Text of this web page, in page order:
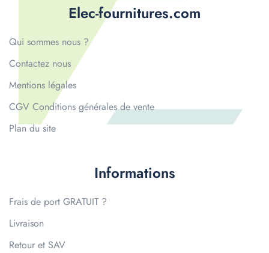
Elec-fournitures.com
Qui sommes nous ?
Contactez nous
Mentions légales
CGV Conditions générales de vente
Plan du site
Informations
Frais de port GRATUIT ?
Livraison
Retour et SAV